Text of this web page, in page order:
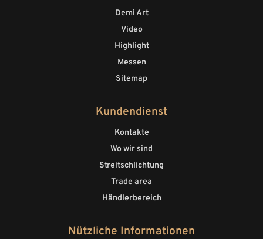
Demi Art
Video
Highlight
Messen
Sitemap
Kundendienst
Kontakte
Wo wir sind
Streitschlichtung
Trade area
Händlerbereich
Nützliche Informationen